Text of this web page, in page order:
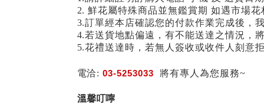
2. 鮮花屬特殊商品並無鑑賞期 如遇市場
3.訂單經本店確認您的付款作業完成後，
4.若送貨地點偏遠，有不能送達之情況，
5.花禮送達時，若無人簽收或收件人刻意
電洽:03-5253033 將有專人為您服務~
溫馨叮嚀